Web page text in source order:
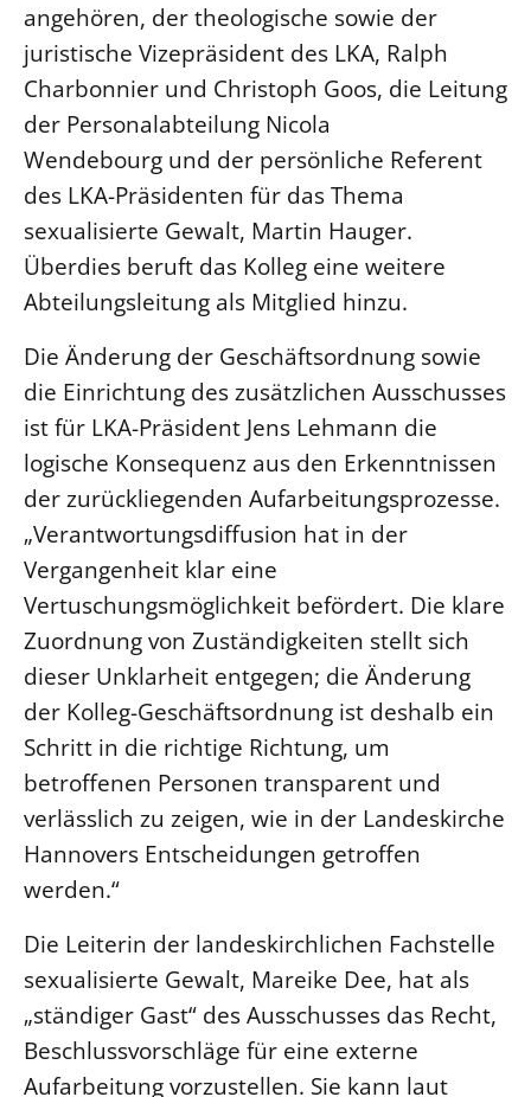
angehören, der theologische sowie der
juristische Vizepräsident des LKA, Ralph
Charbonnier und Christoph Goos, die Leitung
der Personalabteilung Nicola
Wendebourg und der persönliche Referent
des LKA-Präsidenten für das Thema
sexualisierte Gewalt, Martin Hauger.
Überdies beruft das Kolleg eine weitere
Abteilungsleitung als Mitglied hinzu.
Die Änderung der Geschäftsordnung sowie
die Einrichtung des zusätzlichen Ausschusses
ist für LKA-Präsident Jens Lehmann die
logische Konsequenz aus den Erkenntnissen
der zurückliegenden Aufarbeitungsprozesse.
„Verantwortungsdiffusion hat in der
Vergangenheit klar eine
Vertuschungsmöglichkeit befördert. Die klare
Zuordnung von Zuständigkeiten stellt sich
dieser Unklarheit entgegen; die Änderung
der Kolleg-Geschäftsordnung ist deshalb ein
Schritt in die richtige Richtung, um
betroffenen Personen transparent und
verlässlich zu zeigen, wie in der Landeskirche
Hannovers Entscheidungen getroffen
werden.“
Die Leiterin der landeskirchlichen Fachstelle
sexualisierte Gewalt, Mareike Dee, hat als
„ständiger Gast“ des Ausschusses das Recht,
Beschlussvorschläge für eine externe
Aufarbeitung vorzustellen. Sie kann laut
Geschäftsstelle Landessynode
LANDESSYNODE
27. Landessynode
Kontakt
Hintergrund
MITARBEIT
Ehrenamt
Freie Stellen
BIBLIOTHEK & ARCHIV
SERVICE
Älterwerden im Pfarrberuf
Beteiligungsverfahren
Beschwerdestellen
Ephoralbüro
Finanzplanung
Fundraising
IT-Service
Corporate Design
Interventionsplan
Jahresgespräche
Kantine Speiseplan
Kirchliches Amtsblatt
Kirchliche Verwaltung
Klimaschutzgesetz
Kunstreferat